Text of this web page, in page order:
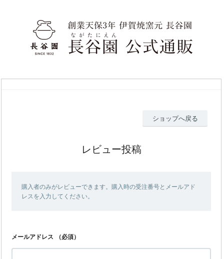
ショップへ戻る
レビュー投稿
購入者のみがレビューできます。購入時の受注番号とメールアド
レスを入力してください。
メールアドレス （必須）